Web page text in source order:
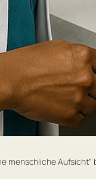
menschliche